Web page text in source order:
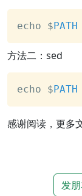
echo $ PATH
方法二：sed
echo $ PATH
感谢阅读，更多
发